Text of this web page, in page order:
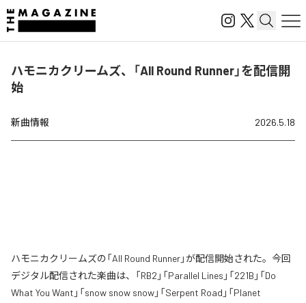
ハモニカクリームズ、「All Round Runner」を配信開
始
新曲情報 2026.5.18
ハモニカクリームズの「All Round Runner」が配信開始された。今回
デジタル配信された楽曲は、「RB2」「Parallel Lines」「221B」「Do
What You Want」「snow snow snow」「Serpent Road」「Planet